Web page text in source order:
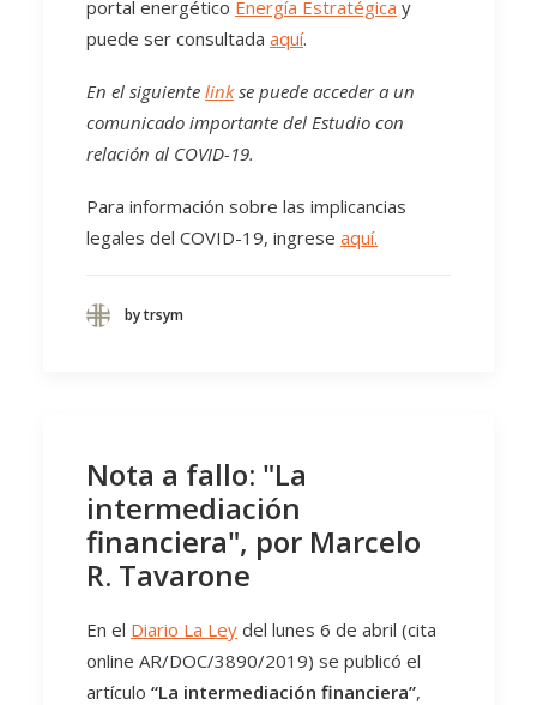
portal energético Energía Estratégica y
puede ser consultada aquí.
En el siguiente linkse puede acceder a un
comunicado importante del Estudio con
relación al COVID-19.
Para información sobre las implicancias
legales del COVID-19, ingrese aquí.
by trsym
Nota a fallo: "La
intermediación
financiera", por Marcelo
R. Tavarone
En el Diario La Ley del lunes 6 de abril (cita
online AR/DOC/3890/2019) se publicó el
artículo “La intermediación financiera”,